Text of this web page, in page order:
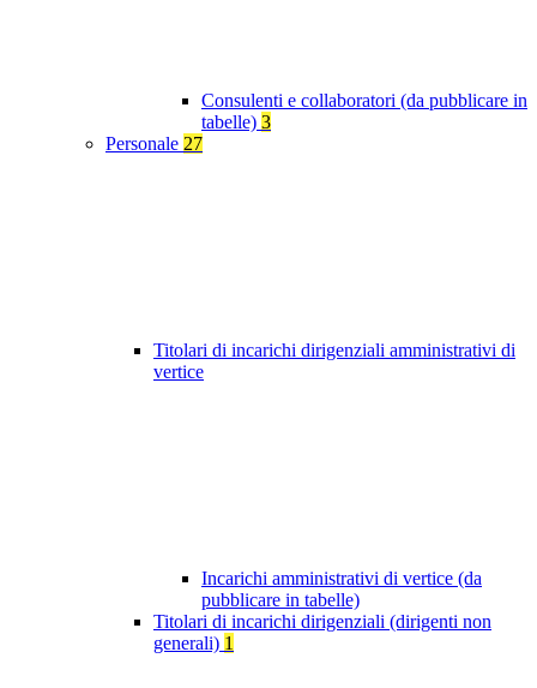
Consulenti e collaboratori (da pubblicare in
tabelle) 3
Personale 27
Titolari di incarichi dirigenziali amministrativi di
vertice
Incarichi amministrativi di vertice (da
pubblicare in tabelle)
Titolari di incarichi dirigenziali (dirigenti non
generali) 1